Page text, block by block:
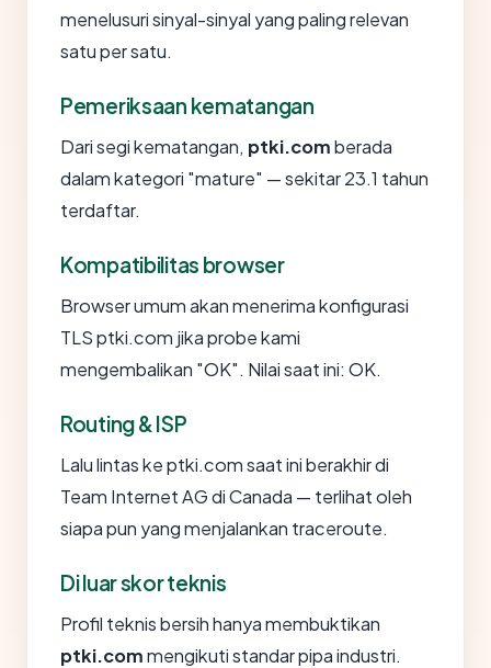
menelusuri sinyal-sinyal yang paling relevan
satu per satu.
Pemeriksaan kematangan
Dari segi kematangan, ptki.comberada
dalam kategori "mature" — sekitar 23.1 tahun
terdaftar.
Kompatibilitas browser
Browser umum akan menerima konfigurasi
TLS ptki.com jika probe kami
mengembalikan "OK". Nilai saat ini: OK.
Routing & ISP
Lalu lintas ke ptki.com saat ini berakhir di
Team Internet AG di Canada — terlihat oleh
siapa pun yang menjalankan traceroute.
Di luar skor teknis
Profil teknis bersih hanya membuktikan
ptki.commengikuti standar pipa industri.